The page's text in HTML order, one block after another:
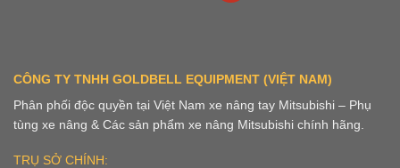
CÔNG TY TNHH GOLDBELL EQUIPMENT (VIỆT NAM)
Phân phối độc quyền tại Việt Nam xe nâng tay Mitsubishi – Phụ
tùng xe nâng & Các sản phẩm xe nâng Mitsubishi chính hãng.
TRỤ SỞ CHÍNH: